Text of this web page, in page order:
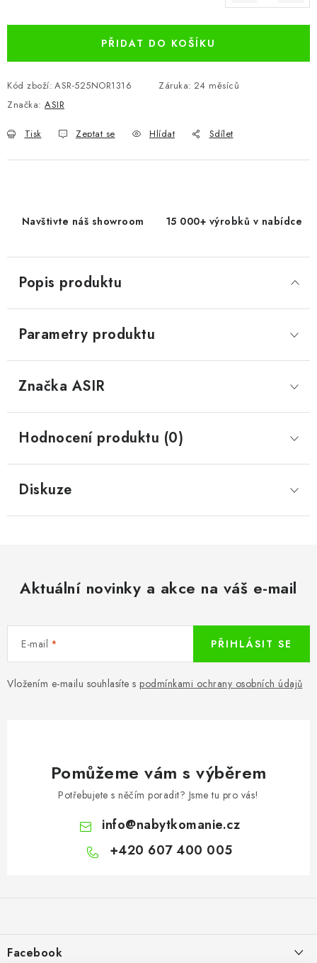
PŘIDAT DO KOŠÍKU
Kód zboží: ASR-525NOR1316 Záruka: 24 měsíců
Značka: ASIR
Tisk Zeptat se Hlídat Sdílet
Navštivte náš showroom 15 000+ výrobků v nabídce
Popis produktu
Parametry produktu
Značka ASIR
Hodnocení produktu (0)
Diskuze
Aktuální novinky a akce na váš e-mail
E-mail
Vložením e-mailu souhlasíte s podmínkami ochrany osobních údajů
PŘIHLÁSIT SE
Pomůžeme vám s výběrem
Potřebujete s něčím poradit? Jsme tu pro vás!
info@nabytkomanie.cz
+420 607 400 005
aFacebook